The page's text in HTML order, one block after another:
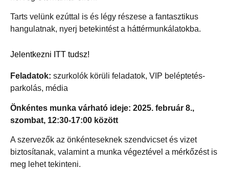
Tarts velünk ezúttal is és légy részese a fantasztikus
hangulatnak, nyerj betekintést a háttérmunkálatokba.
Jelentkezni ITT tudsz!
Feladatok: szurkolók körüli feladatok, VIP beléptetés-
parkolás, média
Önkéntes munka várható ideje: 2025. február 8.,
szombat, 12:30-17:00 között
A szervezők az önkénteseknek szendvicset és vizet
biztosítanak, valamint a munka végeztével a mérkőzést is
meg lehet tekinteni.